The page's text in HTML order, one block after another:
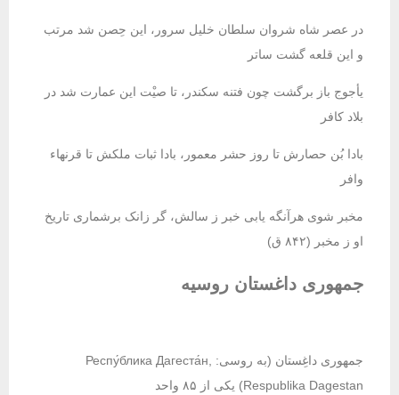
در عصر شاه شروان سلطان خلیل سرور، این حِصن شد مرتب
و این قلعه گشت ساتر
یأجوج باز برگشت چون فتنه سکندر، تا صیْت این عمارت شد در
بلاد کافر
بادا بُن حصارش تا روز حشر معمور، بادا ثبات ملکش تا قرنهاء
وافر
مخبر شوی هرآنگه یابی خبر ز سالش، گر زانک برشماری تاریخ
او ز مخبر (۸۴۲ ق)
جمهوری داغستان روسیه
جمهوری داغِستان (به روسی: Респу́блика Дагеста́н,
Respublika Dagestan) یکی از ۸۵ واحد